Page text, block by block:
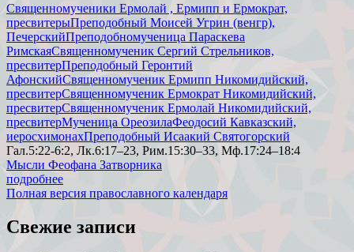
Священномученики Ермолай , Ермипп и Ермократ,
пресвитерыПреподобный Моисей Угрин (венгр),
ПечерскийПреподобномученица Параскева
РимскаяСвященномученик Сергий Стрельников,
пресвитерПреподобный Геронтий
АфонскийСвященномученик Ермипп Никомидийский,
пресвитерСвященномученик Ермократ Никомидийский,
пресвитерСвященномученик Ермолай Никомидийский,
пресвитерМученица ОреозилаФеодосий Кавказский,
иеросхимонахПреподобный Исаакий Святогорский
Гал.5:22-6:2, Лк.6:17–23, Рим.15:30–33, Мф.17:24–18:4
Мысли Феофана Затворника
подробнее
Полная версия православного календаря
Свежие записи